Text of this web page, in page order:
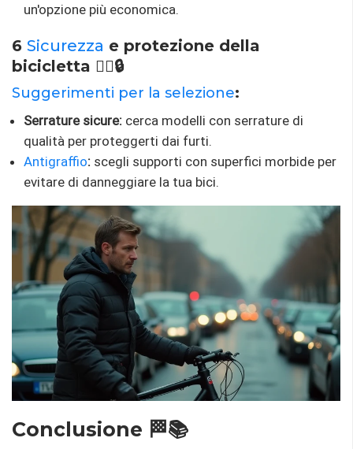
un'opzione più economica.
6 Sicurezza e protezione della
bicicletta 🚴‍♀️🔒
Suggerimenti per la selezione:
Serrature sicure: cerca modelli con serrature di
qualità per proteggerti dai furti.
Antigraffio: scegli supporti con superfici morbide per
evitare di danneggiare la tua bici.
Conclusione 🏁📚